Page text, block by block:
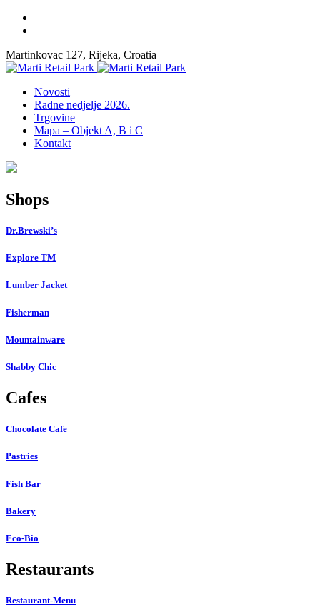
Martinkovac 127, Rijeka, Croatia
Novosti
Radne nedjelje 2026.
Trgovine
Mapa – Objekt A, B i C
Kontakt
Shops
Dr.Brewski’s
Explore TM
Lumber Jacket
Fisherman
Mountainware
Shabby Chic
Cafes
Chocolate Cafe
Pastries
Fish Bar
Bakery
Eco-Bio
Restaurants
Restaurant-Menu